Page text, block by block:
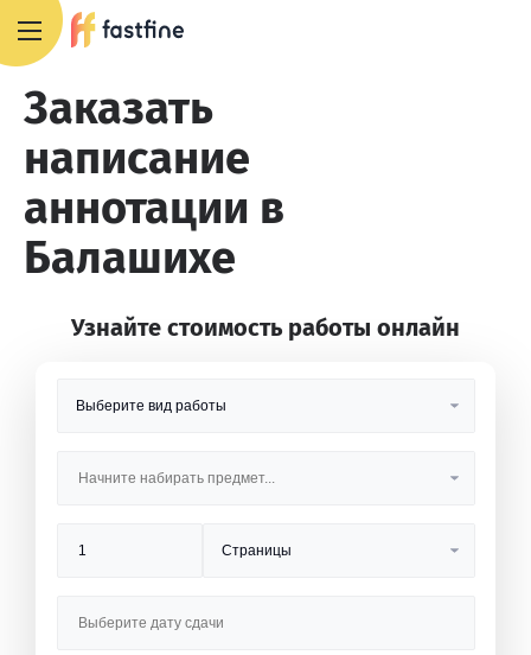
Заказать
написание
аннотации в
Балашихе
Узнайте стоимость работы онлайн